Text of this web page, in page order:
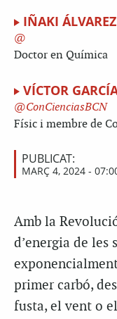
IÑAKI ÁLVAREZ
Doctor en Química
VÍCTOR
ConCienciasBCN
Físic i membre de
PUBLICAT:
MARÇ 4, 2024 -
Amb la
d’energia de les
primer carbó,
fusta, el vent o